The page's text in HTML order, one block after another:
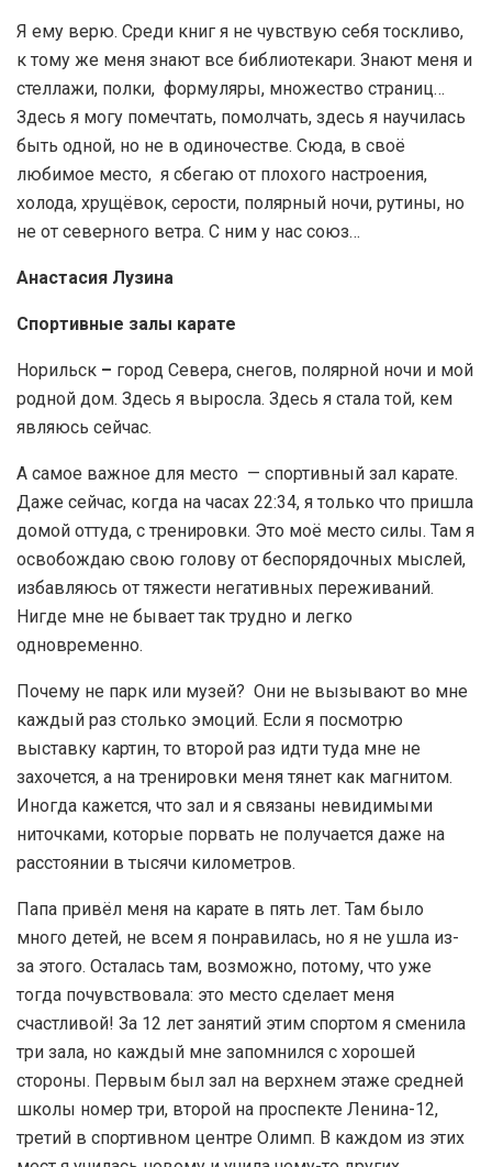
Я ему верю. Среди книг я не чувствую себя тоскливо,
к тому же меня знают все библиотекари. Знают меня и
стеллажи, полки, формуляры, множество страниц…
Здесь я могу помечтать, помолчать, здесь я научилась
быть одной, но не в одиночестве. Сюда, в своё
любимое место, я сбегаю от плохого настроения,
холода, хрущёвок, серости, полярный ночи, рутины, но
не от северного ветра. С ним у нас союз…
Анастасия Лузина
Спортивные залы карате
Норильск – город Севера, снегов, полярной ночи и мой
родной дом. Здесь я выросла. Здесь я стала той, кем
являюсь сейчас.
А самое важное для место — спортивный зал карате.
Даже сейчас, когда на часах 22:34, я только что пришла
домой оттуда, с тренировки. Это моё место силы. Там я
освобождаю свою голову от беспорядочных мыслей,
избавляюсь от тяжести негативных переживаний.
Нигде мне не бывает так трудно и легко
одновременно.
Почему не парк или музей? Они не вызывают во мне
каждый раз столько эмоций. Если я посмотрю
выставку картин, то второй раз идти туда мне не
захочется, а на тренировки меня тянет как магнитом.
Иногда кажется, что зал и я связаны невидимыми
ниточками, которые порвать не получается даже на
расстоянии в тысячи километров.
Папа привёл меня на карате в пять лет. Там было
много детей, не всем я понравилась, но я не ушла из-
за этого. Осталась там, возможно, потому, что уже
тогда почувствовала: это место сделает меня
счастливой! За 12 лет занятий этим спортом я сменила
три зала, но каждый мне запомнился с хорошей
стороны. Первым был зал на верхнем этаже средней
школы номер три, второй на проспекте Ленина-12,
третий в спортивном центре Олимп. В каждом из этих